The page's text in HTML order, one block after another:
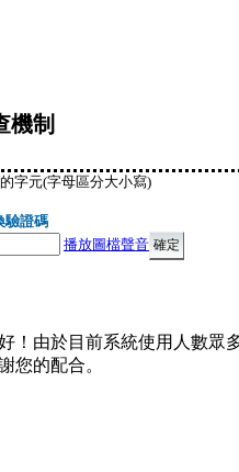
機制
字元(字母區分大小寫)
驗證碼
播放圖檔聲音
！由於目前系統使用人數眾
您的配合。